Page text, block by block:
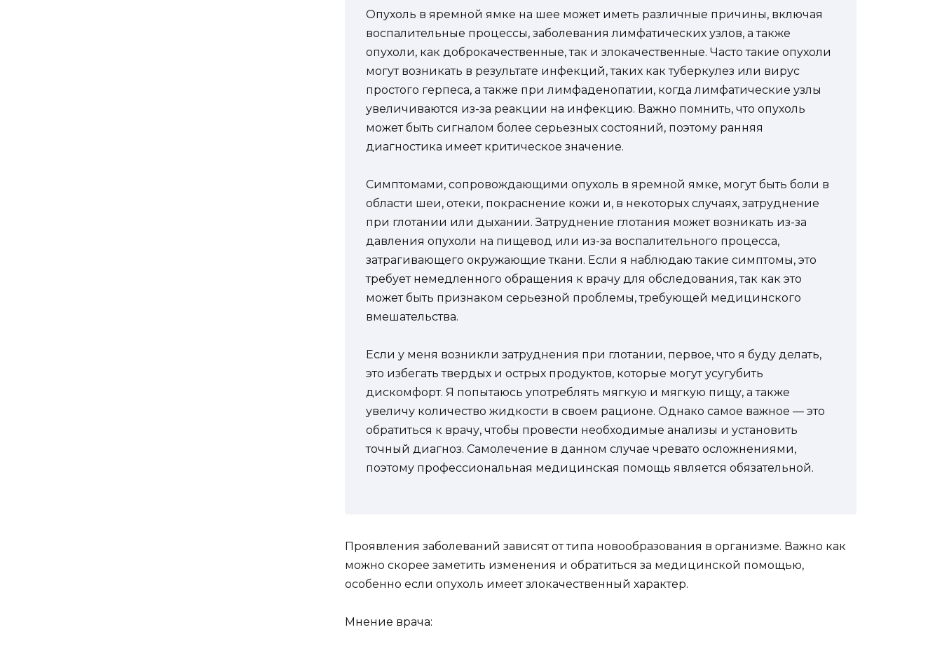
Опухоль в яремной ямке на шее может иметь различные причины, включая
воспалительные процессы, заболевания лимфатических узлов, а также
опухоли, как доброкачественные, так и злокачественные. Часто такие опухоли
могут возникать в результате инфекций, таких как туберкулез или вирус
простого герпеса, а также при лимфаденопатии, когда лимфатические узлы
увеличиваются из-за реакции на инфекцию. Важно помнить, что опухоль
может быть сигналом более серьезных состояний, поэтому ранняя
диагностика имеет критическое значение.
Симптомами, сопровождающими опухоль в яремной ямке, могут быть боли в
области шеи, отеки, покраснение кожи и, в некоторых случаях, затруднение
при глотании или дыхании. Затруднение глотания может возникать из-за
давления опухоли на пищевод или из-за воспалительного процесса,
затрагивающего окружающие ткани. Если я наблюдаю такие симптомы, это
требует немедленного обращения к врачу для обследования, так как это
может быть признаком серьезной проблемы, требующей медицинского
вмешательства.
Если у меня возникли затруднения при глотании, первое, что я буду делать,
это избегать твердых и острых продуктов, которые могут усугубить
дискомфорт. Я попытаюсь употреблять мягкую и мягкую пищу, а также
увеличу количество жидкости в своем рационе. Однако самое важное — это
обратиться к врачу, чтобы провести необходимые анализы и установить
точный диагноз. Самолечение в данном случае чревато осложнениями,
поэтому профессиональная медицинская помощь является обязательной.
Проявления заболеваний зависят от типа новообразования в организме. Важно как
можно скорее заметить изменения и обратиться за медицинской помощью,
особенно если опухоль имеет злокачественный характер.
Мнение врача: